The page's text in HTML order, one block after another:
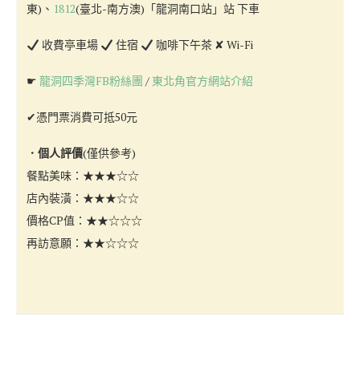
東)、 1812(臺北-南方澳)「龍洞南口站」站 下車
收費亭車場 住宿 咖啡下午茶 ✘ Wi-Fi
☛ 龍洞四季灣FB粉絲團 / 東北角官方網站介紹
✔憑門票消費可抵50元
．個人評價(僅供參考)
餐點美味：★★★☆☆
店內裝潢：★★★☆☆
價格CP值：★★☆☆☆
再訪意願：★★☆☆☆